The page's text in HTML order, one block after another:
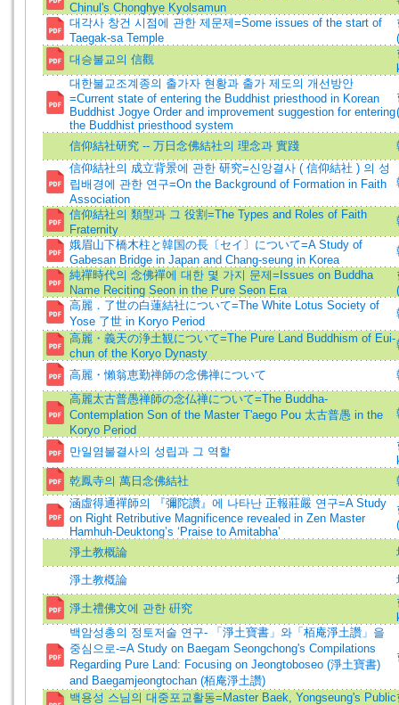
Chinul's Chonghye Kyolsamun
대각사 창건 시점에 관한 제문제=Some issues of the start of
Taegak-sa Temple
대승불교의 信觀
대한불교조계종의 출가자 현황과 출가 제도의 개선방안
=Current state of entering the Buddhist priesthood in Korean
Buddhist Jogye Order and improvement suggestion for entering
the Buddhist priesthood system
信仰結社研究 -- 万日念佛結社의 理念과 實踐
信仰結社의 成立背景에 관한 研究=신앙결사 ( 信仰結社 ) 의 성
립배경에 관한 연구=On the Background of Formation in Faith
Association
信仰結社의 類型과 그 役割=The Types and Roles of Faith
Fraternity
娥眉山下橋木柱と韓国の長〔セイ〕について=A Study of
Gabesan Bridge in Japan and Chang-seung in Korea
純禪時代의 念佛禪에 대한 몇 가지 문제=Issues on Buddha
Name Reciting Seon in the Pure Seon Era
高麗．了世の白蓮結社について=The White Lotus Society of
Yose 了世 in Koryo Period
高麗・義天の浄土観について=The Pure Land Buddhism of Eui-
chun of the Koryo Dynasty
高麗・懶翁恵勤禅師の念佛禅について
高麗太古普愚禅師の念仏禅について=The Buddha-
Contemplation Son of the Master T'aego Pou 太古普愚 in the
Koryo Period
만일염불결사의 성립과 그 역할
乾鳳寺의 萬日念佛結社
涵虛得通禪師의 『彌陀讚』에 나타난 正報莊嚴 연구=A Study
on Right Retributive Magnificence revealed in Zen Master
Hamhuh-Deuktong’s ‘Praise to Amitabha’
淨土教概論
淨土教槪論
淨土禮佛文에 관한 硏究
백암성총의 정토저술 연구- 「淨土寶書」와「栢庵淨土讚」을
중심으로-=A Study on Baegam Seongchong's Compilations
Regarding Pure Land: Focusing on Jeongtoboseo (淨土寶書)
and Baegamjeongtochan (栢庵淨土讚)
백용성 스님의 대중포교활동=Master Baek, Yongseung's Public